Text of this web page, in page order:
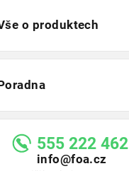
o produktech
555 222 462
info@foa.cz